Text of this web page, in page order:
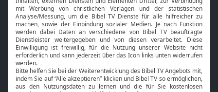
Bibelthek Online-Bibel
Nächster Gottesdienst
Bibel TV
Über uns
Jobs
Service
Kontakt
TV-Empfang